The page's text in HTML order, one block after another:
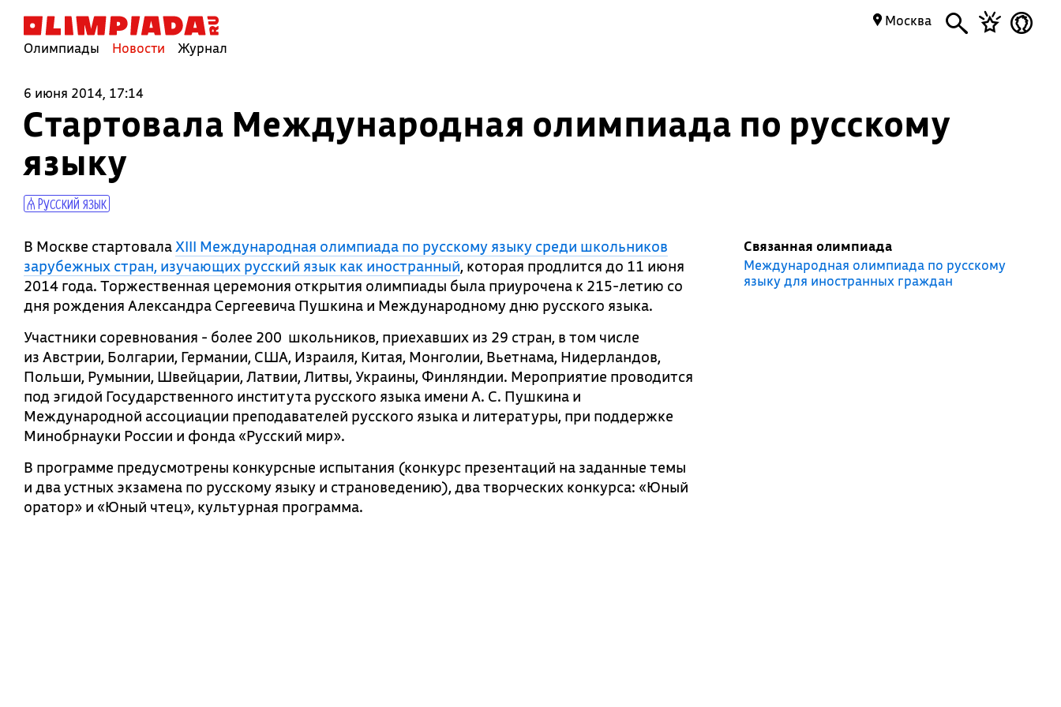
Олимпиады Новости Журнал
Москва
6 июня 2014, 17:14
Стартовала Международная олимпиада по русскому
языку
Русский язык
В Москве стартовалаХIII Международная олимпиада по русскому языку среди школьников
зарубежных стран, изучающих русский язык как иностранный, которая продлится до 11 июня
2014 года. Торжественная церемония открытия олимпиады была приурочена к 215-летию со
дня рождения Александра Сергеевича Пушкина и Международному дню русского языка.
Участники соревнования - более 200 школьников, приехавших из 29 стран, в том числе
из Австрии, Болгарии, Германии, США, Израиля, Китая, Монголии, Вьетнама, Нидерландов,
Польши, Румынии, Швейцарии, Латвии, Литвы, Украины, Финляндии. Мероприятие проводится
под эгидой Государственного института русского языка имени А. С. Пушкина и
Международной ассоциации преподавателей русского языка и литературы, при поддержке
Минобрнауки России и фонда «Русский мир».
В программе предусмотрены конкурсные испытания (конкурс презентаций на заданные темы
и два устных экзамена по русскому языку и страноведению), два творческих конкурса: «Юный
оратор» и «Юный чтец», культурная программа.
Связанная олимпиада
Международная олимпиада по русскому
языку для иностранных граждан